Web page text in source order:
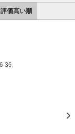
評価高い順
36